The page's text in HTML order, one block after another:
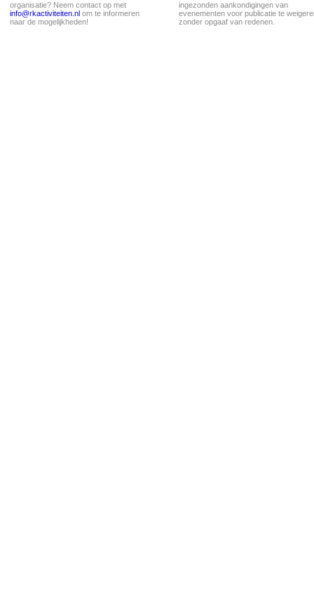
organisatie? Neem contact op met
info@rkactiviteiten.nl om te informeren
naar de mogelijkheden!
ingezonden aankondigingen van
evenementen voor publicatie te
zonder opgaaf van redenen.